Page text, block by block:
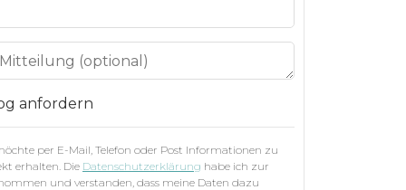
anfordern
per E-Mail, Telefon oder Post Informationen zu
erhalten. Die Datenschutzerklärung habe ich zur
und verstanden, dass meine Daten dazu